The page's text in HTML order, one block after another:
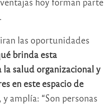
las oportunidades
brinda esta
la salud organizacional y
en este espacio de
amplía: “Son personas